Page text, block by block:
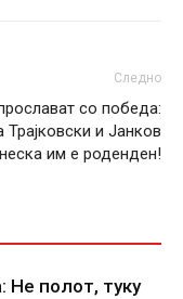
Следно
со победа:
Трајковски и Јанков
им е роденден!
Не полот, туку